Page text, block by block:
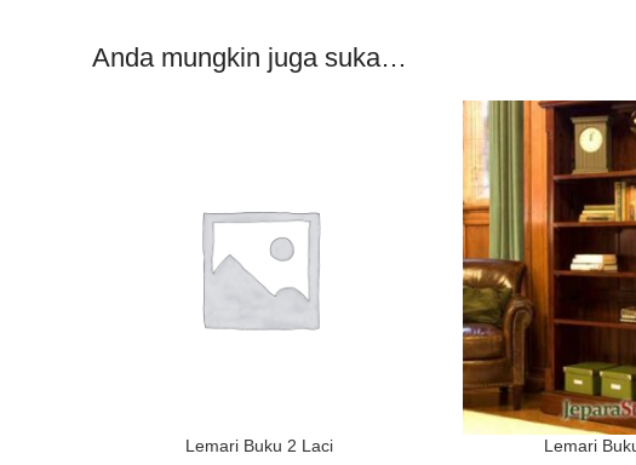
Anda mungkin juga suka…
Lemari Buku 2 Laci Lemari